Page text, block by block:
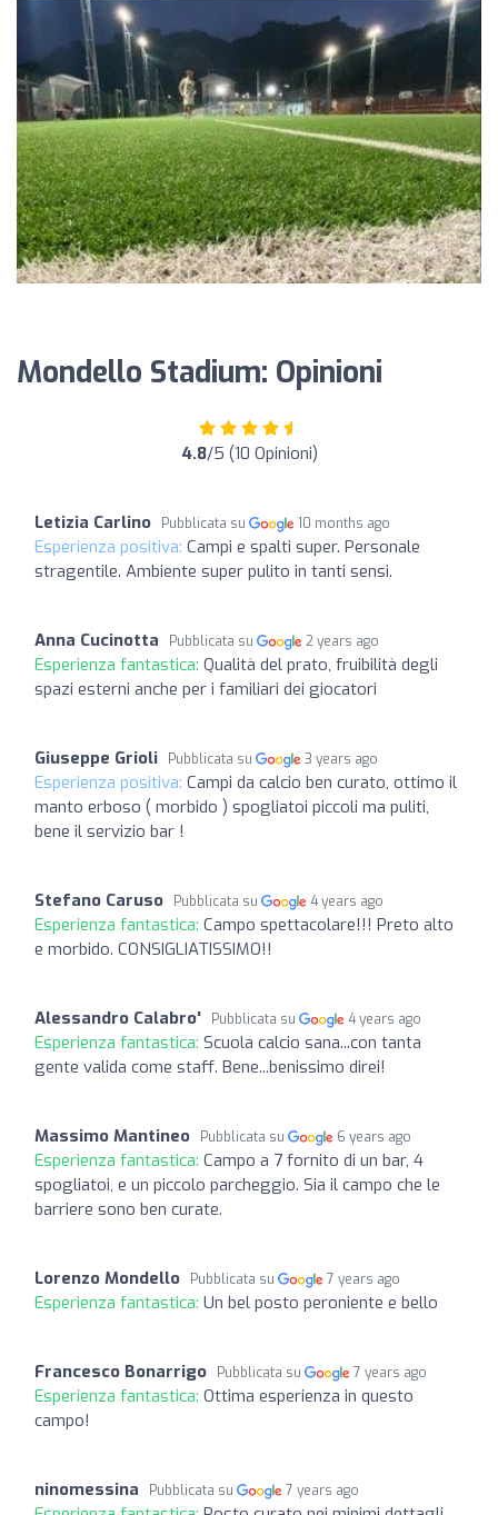
Mondello Stadium: Opinioni
4.8/5 (10 Opinioni)
Letizia Carlino Pubblicata su 10 months ago
Esperienza positiva: Campi e spalti super. Personale
stragentile. Ambiente super pulito in tanti sensi.
Anna Cucinotta Pubblicata su 2 years ago
Esperienza fantastica: Qualità del prato, fruibilità degli
spazi esterni anche per i familiari dei giocatori
Giuseppe Grioli Pubblicata su 3 years ago
Esperienza positiva: Campi da calcio ben curato, ottimo il
manto erboso ( morbido ) spogliatoi piccoli ma puliti,
bene il servizio bar !
Stefano Caruso Pubblicata su 4 years ago
Esperienza fantastica: Campo spettacolare!!! Preto alto
e morbido. CONSIGLIATISSIMO!!
Alessandro Calabro' Pubblicata su 4 years ago
Esperienza fantastica: Scuola calcio sana...con tanta
gente valida come staff. Bene...benissimo direi!
Massimo Mantineo Pubblicata su 6 years ago
Esperienza fantastica: Campo a 7 fornito di un bar, 4
spogliatoi, e un piccolo parcheggio. Sia il campo che le
barriere sono ben curate.
Lorenzo Mondello Pubblicata su 7 years ago
Esperienza fantastica: Un bel posto peroniente e bello
Francesco Bonarrigo Pubblicata su 7 years ago
Esperienza fantastica: Ottima esperienza in questo
campo!
ninomessina Pubblicata su 7 years ago